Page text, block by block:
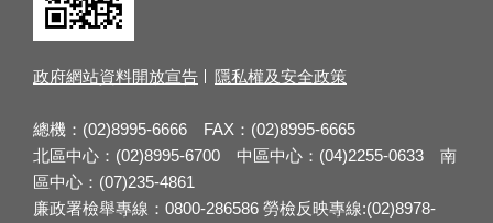
政府網站資料開放宣告 隱私權及安全政策
總機：(02)8995-6666 FAX：(02)8995-6665
北區中心：(02)8995-6700 中區中心：(04)2255-0633 南
區中心：(07)235-4861
廉政署檢舉專線：0800-286586 勞檢反映專線:(02)8978-